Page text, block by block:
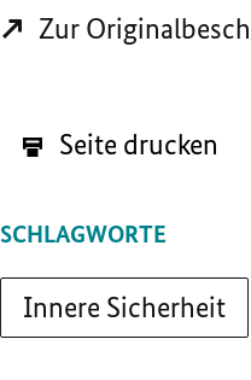
Zur
Seite drucken
SCHLAGWORTE
Innere Sicherheit